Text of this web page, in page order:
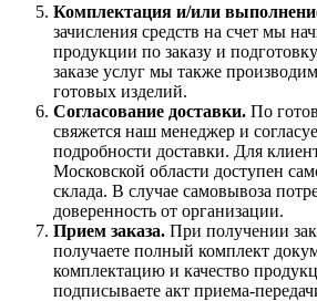
Комплектация и/или
зачисления средств на счет мы
продукции по заказу и
заказе услуг мы также
готовых изделий.
Согласование доставки. По
свяжется наш менеджер и
подробности доставки. Для
Московской области доступен
склада. В случае самовывоза
доверенность от организации.
Прием заказа. При получении
получаете полный комплект
комплектацию и качество
подписываете акт приема-